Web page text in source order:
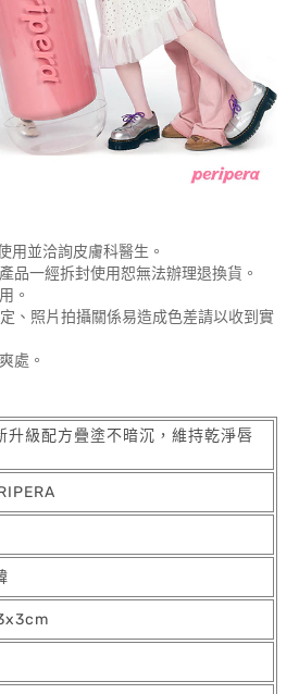
用並洽詢皮膚科醫生。
品一經拆封使用恕無法辦理退換貨。
。
、照片拍攝關係易造成色差請以收到實
處。
升級配方疊塗不暗沉，維持乾淨唇